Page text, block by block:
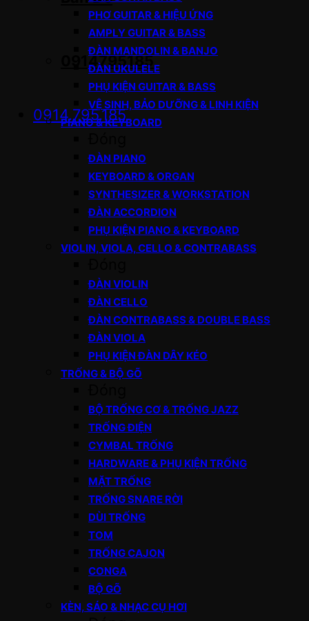
0914795185
0914.795.185
PHƠ GUITAR & HIỆU ỨNG
AMPLY GUITAR & BASS
ĐÀN MANDOLIN & BANJO
ĐÀN UKULELE
PHỤ KIỆN GUITAR & BASS
VỆ SINH, BẢO DƯỠNG & LINH KIỆN
PIANO & KEYBOARD
ĐÀN PIANO
KEYBOARD & ORGAN
SYNTHESIZER & WORKSTATION
ĐÀN ACCORDION
PHỤ KIỆN PIANO & KEYBOARD
VIOLIN, VIOLA, CELLO & CONTRABASS
ĐÀN VIOLIN
ĐÀN CELLO
ĐÀN CONTRABASS & DOUBLE BASS
ĐÀN VIOLA
PHỤ KIỆN ĐÀN DÂY KÉO
TRỐNG & BỘ GÕ
BỘ TRỐNG CƠ & TRỐNG JAZZ
TRỐNG ĐIỆN
CYMBAL TRỐNG
HARDWARE & PHỤ KIỆN TRỐNG
MẶT TRỐNG
TRỐNG SNARE RỜI
DÙI TRỐNG
TOM
TRỐNG CAJON
CONGA
BỘ GÕ
KÈN, SÁO & NHẠC CỤ HƠI